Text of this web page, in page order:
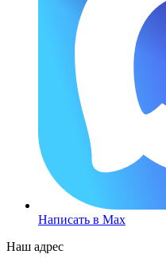
Написать в Max
Наш адрес